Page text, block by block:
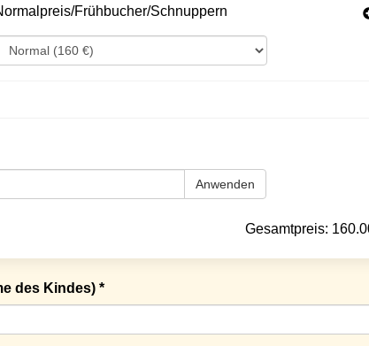
Frühbucher/Schnuppern
Anwenden
Gesamtpreis:
des Kindes) *